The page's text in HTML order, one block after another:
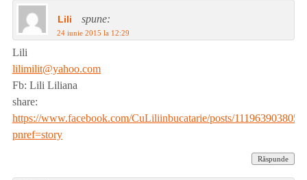
Lili spune:
24 iunie 2015 la 12:29
Lili
lilimilit@yahoo.com
Fb: Lili Liliana
share:
https://www.facebook.com/CuLiliinbucatarie/posts/
pnref=story
Răspunde